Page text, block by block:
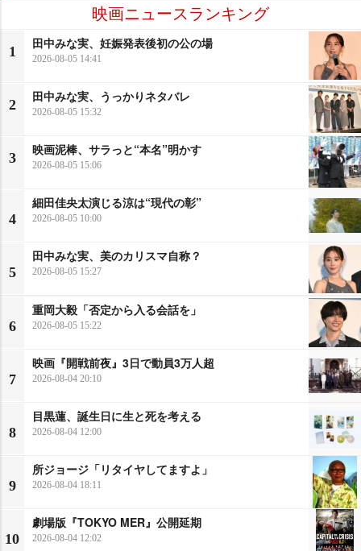
映画ニュースランキング
1
田中みな実、妊娠発表後初の公の場
2026-08-05 14:41
2
田中みな実、うっかりネタバレ
2026-08-05 15:32
3
映画泥棒、サラっと“本名”明かす
2026-08-05 15:06
4
細田佳央太演じる涼は“現代の彰”
2026-08-05 10:00
5
田中みな実、美のカリスマ自称？
2026-08-05 15:27
6
重岡大毅「否定から入る会話を」
2026-08-05 15:22
7
映画『開戦前夜』3日で動員3万人超
2026-08-04 20:10
8
目黒蓮、誕生日に生と死を考える
2026-08-04 12:00
9
所ジョージ「リタイヤしてますよ」
2026-08-04 18:11
10
劇場版『TOKYO MER』公開延期
2026-08-04 12:02